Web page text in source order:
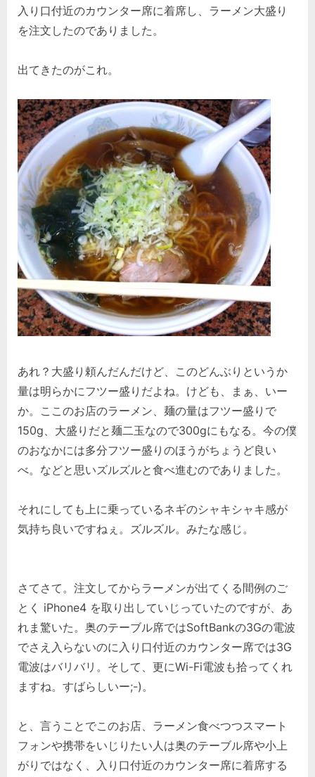
入り口付近のカウンター席に着席し、ラーメン大盛り
を注文したのでありました。
出てきたのがこれ。
あれ？大盛り頼んだんだけど、このどんぶりというか
量は明らかにフツー盛りだよね。けども、まぁ、いー
か。ここのお店のラーメン、麺の量はフツー盛りで
150g、大盛りだと麺二玉なので300gにもなる。今の僕
のおなかには多分フツー盛りのほうがちょうど良い
べ。などと思いズルズルと食べ進むのでありました。
それにしても上に乗っているネギのシャキシャキ感が
気持ち良いですねぇ。ズルズル。みたな感じ。
さてさて。注文してからラーメンが出てくる間例のご
とく iPhone4 を取り出していじっていたのですが、あ
れま驚いた。奥のテーブル席ではSoftBankの3Gの電波
でさえ入らないのに入り口付近のカウンター席では3G
電波はバリバリ。そして、更にWi-Fi電波も拾ってくれ
ますね。すばらしいー;-)。
と、言うことでこのお店、ラーメン食べつつスマート
フォンや携帯をいじりたい人は奥のテーブル席や小上
がりではなく、入り口付近のカウンター席に着席する